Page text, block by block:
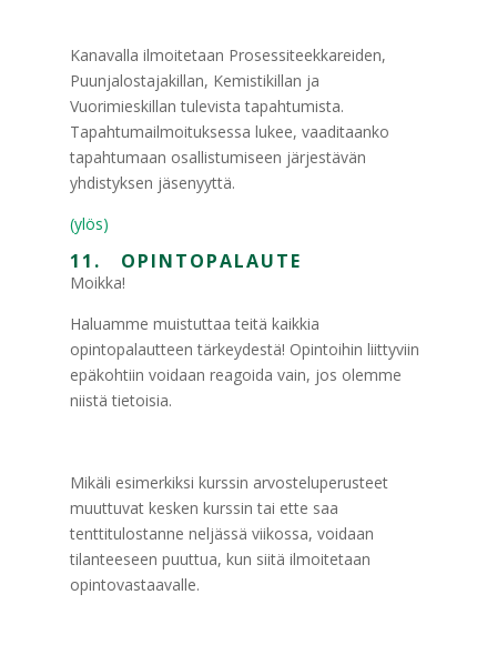
Kanavalla ilmoitetaan Prosessiteekkareiden,
Puunjalostajakillan, Kemistikillan ja
Vuorimieskillan tulevista tapahtumista.
Tapahtumailmoituksessa lukee, vaaditaanko
tapahtumaan osallistumiseen järjestävän
yhdistyksen jäsenyyttä.
(ylös)
11. OPINTOPALAUTE
Moikka!
Haluamme muistuttaa teitä kaikkia
opintopalautteen tärkeydestä! Opintoihin liittyviin
epäkohtiin voidaan reagoida vain, jos olemme
niistä tietoisia.
Mikäli esimerkiksi kurssin arvosteluperusteet
muuttuvat kesken kurssin tai ette saa
tenttitulostanne neljässä viikossa, voidaan
tilanteeseen puuttua, kun siitä ilmoitetaan
opintovastaavalle.